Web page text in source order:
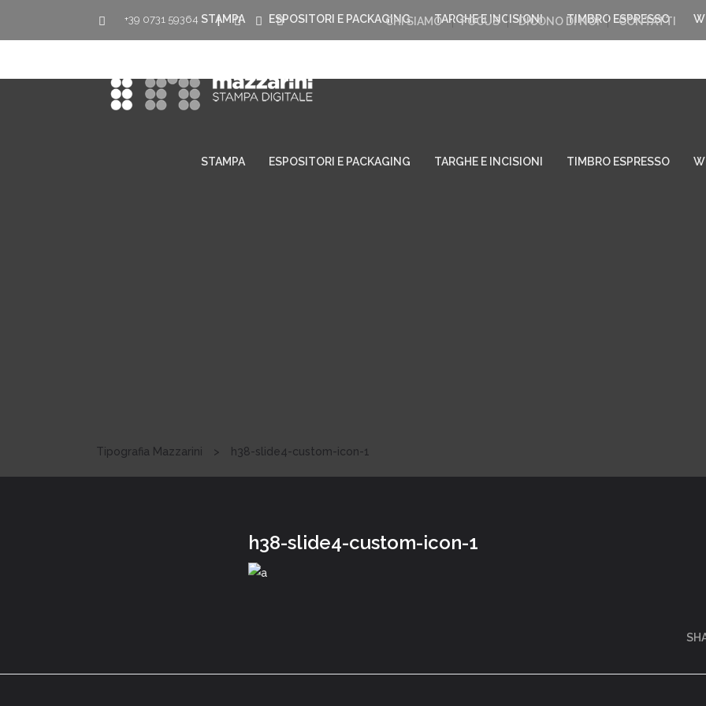
+39 0731 59364 | CHI SIAMO FOCUS DICONO DI NOI CONTATTI
STAMPA ESPOSITORI E PACKAGING TARGHE E INCISIONI TIMBRO ESPRESSO
STAMPA ESPOSITORI E PACKAGING TARGHE E INCISIONI TIMBRO ESPRESSO
Tipografia Mazzarini > h38-slide4-custom-icon-1
h38-slide4-custom-icon-1